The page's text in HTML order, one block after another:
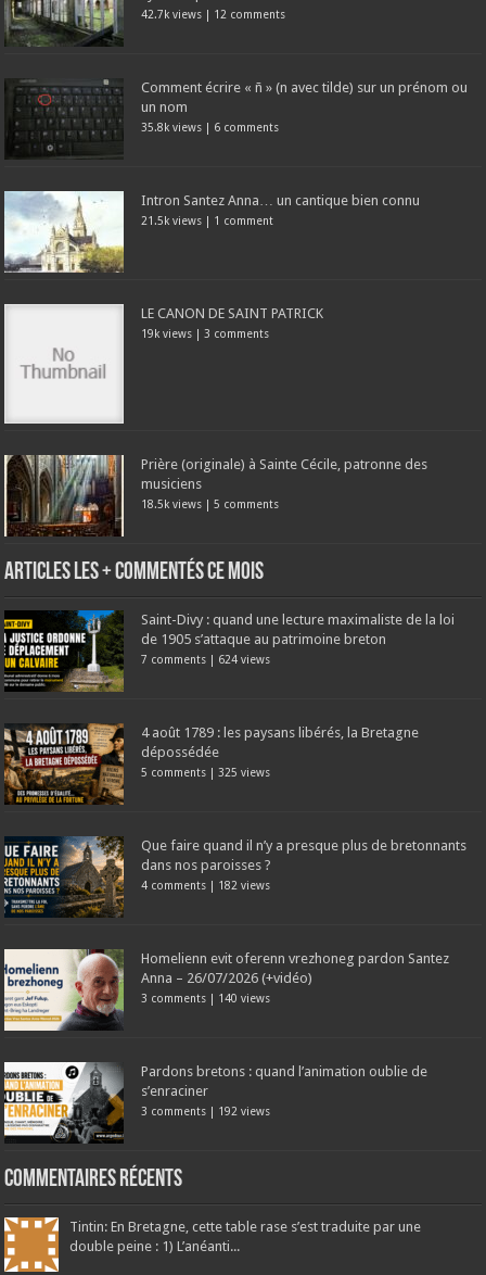
42.7k views | 12 comments
Comment écrire « ñ » (n avec tilde) sur un prénom ou
un nom
35.8k views | 6 comments
Intron Santez Anna… un cantique bien connu
21.5k views | 1 comment
LE CANON DE SAINT PATRICK
19k views | 3 comments
Prière (originale) à Sainte Cécile, patronne des
musiciens
18.5k views |5 comments
Articles les + commentés ce mois
Saint-Divy : quand une lecture maximaliste de la loi
de 1905 s’attaque au patrimoine breton
7 comments | 624 views
4 août 1789 : les paysans libérés, la Bretagne
dépossédée
5 comments | 325 views
Que faire quand il n’y a presque plus de bretonnants
dans nos paroisses ?
4 comments | 182 views
Homelienn evit oferenn vrezhoneg pardon Santez
Anna – 26/07/2026 (+vidéo)
3 comments | 140 views
Pardons bretons : quand l’animation oublie de
s’enraciner
3 comments | 192 views
Commentaires récents
Tintin: En Bretagne, cette table rase s’est traduite par une
double peine : 1) L’anéanti...